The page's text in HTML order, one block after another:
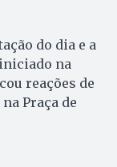
do dia e a
na
reações de
Praça de